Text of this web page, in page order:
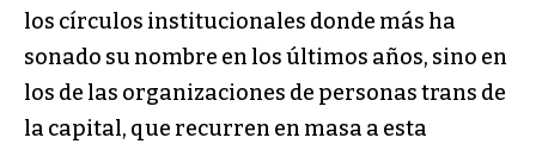
los círculos institucionales donde más ha
sonado su nombre en los últimos años, sino en
los de las organizaciones de personas trans de
la capital, que recurren en masa a esta